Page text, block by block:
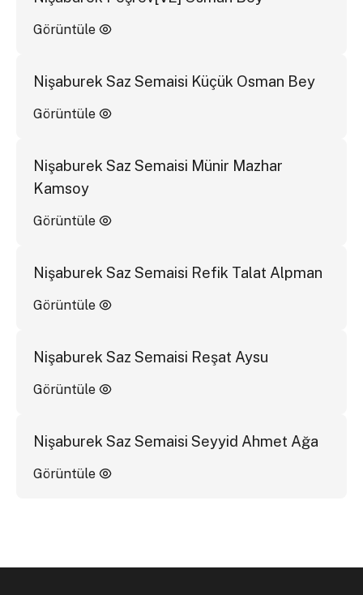
Görüntüle
Nişaburek Saz Semaisi Küçük Osman Bey
Görüntüle
Nişaburek Saz Semaisi Münir Mazhar
Kamsoy
Görüntüle
Nişaburek Saz Semaisi Refik Talat Alpman
Görüntüle
Nişaburek Saz Semaisi Reşat Aysu
Görüntüle
Nişaburek Saz Semaisi Seyyid Ahmet Ağa
Görüntüle